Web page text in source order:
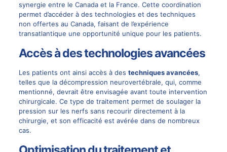
synergie entre le Canada et la France. Cette coordination
permet d’accéder à des technologies et des techniques
non offertes au Canada, faisant de l’expérience
transatlantique une opportunité unique pour les patients.
Accès à des technologies avancées
Les patients ont ainsi accès à des techniques avancées,
telles que la décompression neurovertébrale, qui, comme
mentionné, devrait être envisagée avant toute intervention
chirurgicale. Ce type de traitement permet de soulager la
pression sur les nerfs sans recourir directement à la
chirurgie, et son efficacité est avérée dans de nombreux
cas.